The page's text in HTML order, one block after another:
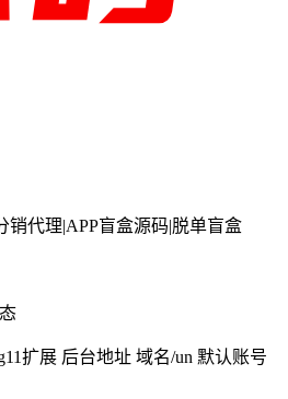
销代理|APP盲盒源码|脱单盲盒
扩展 后台地址 域名/un 默认账号